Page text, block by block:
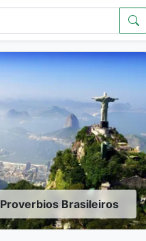
Proverbios Brasileiros